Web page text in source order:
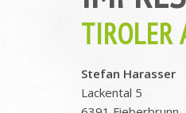
TIROLER
Stefan Harasser
Lackental 5